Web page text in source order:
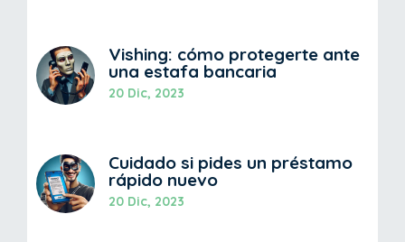
Vishing: cómo protegerte ante
una estafa bancaria
20 Dic, 2023
Cuidado si pides un préstamo
rápido nuevo
20 Dic, 2023